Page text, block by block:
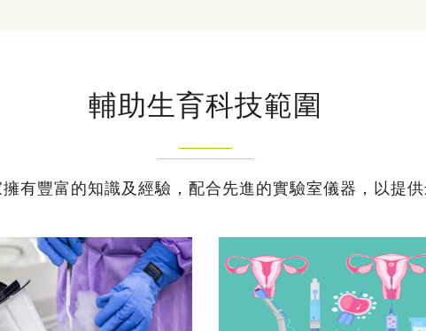
輔助生育科技範圍
有豐富的知識及經驗，配合先進的實驗室儀器，以提供